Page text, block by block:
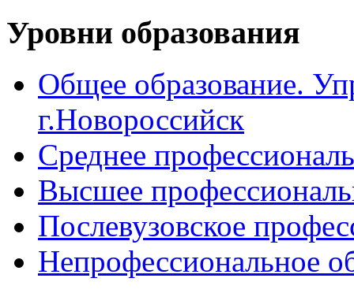
Уровни образования
Общее образование.
г.Новороссийск
Среднее
Высшее
Послевузовское
Непрофессиональное